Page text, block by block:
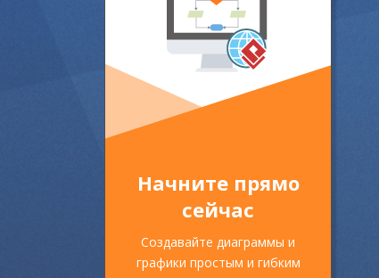
Начните прямо
сейчас
Создавайте диаграммы и
графики простым и гибким